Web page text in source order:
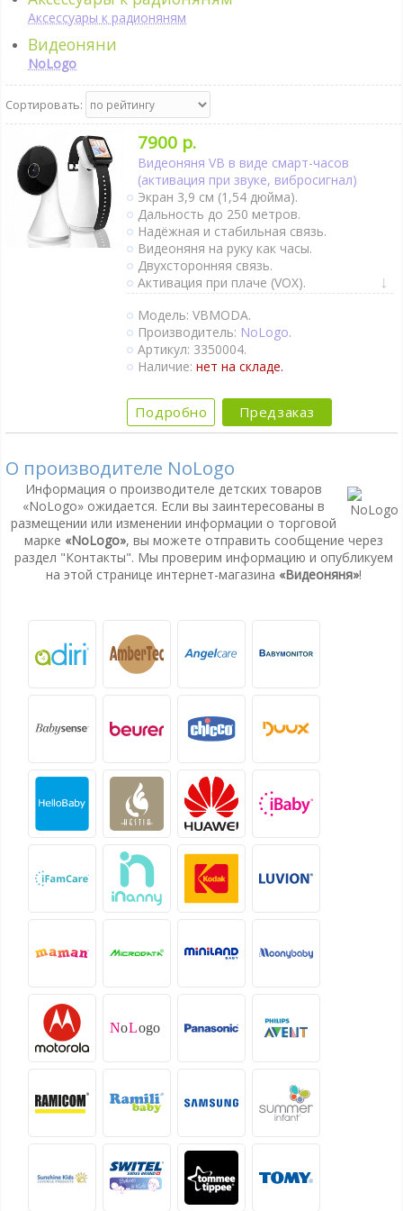
Аксессуары к радионяням
Видеоняни
NoLogo
Сортировать:
7900 р.
Видеоняня VB в виде смарт-часов
(активация при звуке, вибросигнал)
Экран 3,9 см (1,54 дюйма).
Дальность до 250 метров.
Надёжная и стабильная связь.
Видеоняня на руку как часы.
Двухсторонняя связь.
Активация при плаче (VOX).
Непрерывный мониторинг.
Термометр.
Вибросигнал.
Колыбельные мелодии.
Таймер кормления.
Модель: VBMODA.
Производитель: NoLogo.
Артикул: 3350004.
Наличие:нет на складе.
Подробно Предзаказ
О производителе NoLogo
Информация о производителе детских товаров
«NoLogo» ожидается. Если вы заинтересованы в
размещении или изменении информации о торговой
марке «NoLogo», вы можете отправить сообщение через
раздел "Контакты". Мы проверим информацию и опубликуем
на этой странице интернет-магазина «Видеоняня»!